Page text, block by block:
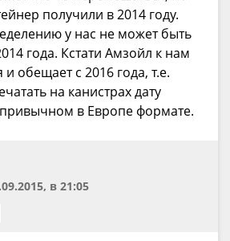
получили в 2014 году.
у нас не может быть
года. Кстати Амзойл к нам
обещает с 2016 года, т.е.
на канистрах дату
в Европе формате.
в 21:05